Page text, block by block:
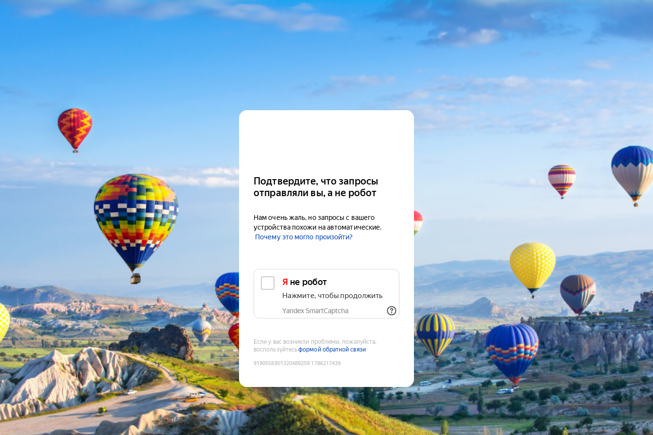
Подтвердите, что запросы
отправляли вы, а не робот
Нам очень жаль, но запросы с вашего
устройства похожи на автоматические.
Почему это могло произойти?
Я не робот
Нажмите, чтобы продолжить
Yandex SmartCaptcha
Если у вас возникли проблемы, пожалуйста,
воспользуйтесьформой обратной связи
9190558801320489259:1786217439